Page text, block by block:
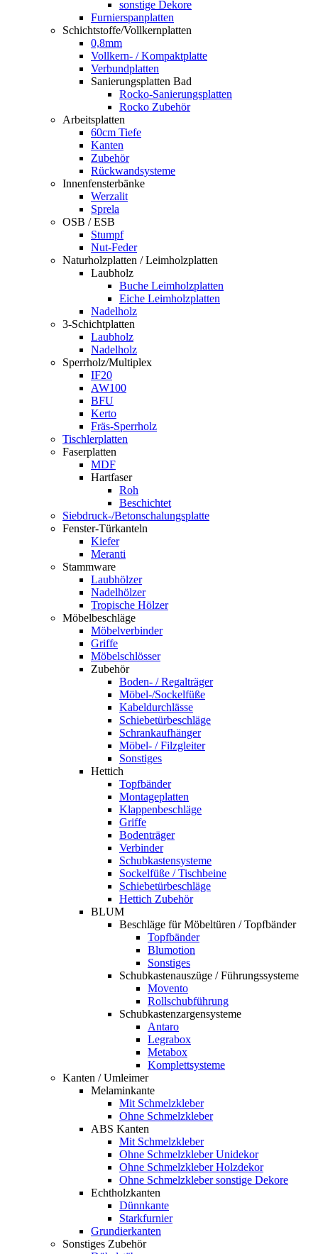
sonstige Dekore
Furnierspanplatten
Schichtstoffe/Vollkernplatten
0,8mm
Vollkern- / Kompaktplatte
Verbundplatten
Sanierungsplatten Bad
Rocko-Sanierungsplatten
Rocko Zubehör
Arbeitsplatten
60cm Tiefe
Kanten
Zubehör
Rückwandsysteme
Innenfensterbänke
Werzalit
Sprela
OSB / ESB
Stumpf
Nut-Feder
Naturholzplatten / Leimholzplatten
Laubholz
Buche Leimholzplatten
Eiche Leimholzplatten
Nadelholz
3-Schichtplatten
Laubholz
Nadelholz
Sperrholz/Multiplex
IF20
AW100
BFU
Kerto
Fräs-Sperrholz
Tischlerplatten
Faserplatten
MDF
Hartfaser
Roh
Beschichtet
Siebdruck-/Betonschalungsplatte
Fenster-Türkanteln
Kiefer
Meranti
Stammware
Laubhölzer
Nadelhölzer
Tropische Hölzer
Möbelbeschläge
Möbelverbinder
Griffe
Möbelschlösser
Zubehör
Boden- / Regalträger
Möbel-/Sockelfüße
Kabeldurchlässe
Schiebetürbeschläge
Schrankaufhänger
Möbel- / Filzgleiter
Sonstiges
Hettich
Topfbänder
Montageplatten
Klappenbeschläge
Griffe
Bodenträger
Verbinder
Schubkastensysteme
Sockelfüße / Tischbeine
Schiebetürbeschläge
Hettich Zubehör
BLUM
Beschläge für Möbeltüren / Topfbänder
Topfbänder
Blumotion
Sonstiges
Schubkastenauszüge / Führungssysteme
Movento
Rollschubführung
Schubkastenzargensysteme
Antaro
Legrabox
Metabox
Komplettsysteme
Kanten / Umleimer
Melaminkante
Mit Schmelzkleber
Ohne Schmelzkleber
ABS Kanten
Mit Schmelzkleber
Ohne Schmelzkleber Unidekor
Ohne Schmelzkleber Holzdekor
Ohne Schmelzkleber sonstige Dekore
Echtholzkanten
Dünnkante
Starkfurnier
Grundierkanten
Sonstiges Zubehör